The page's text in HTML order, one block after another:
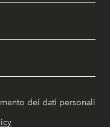
dei dati personali